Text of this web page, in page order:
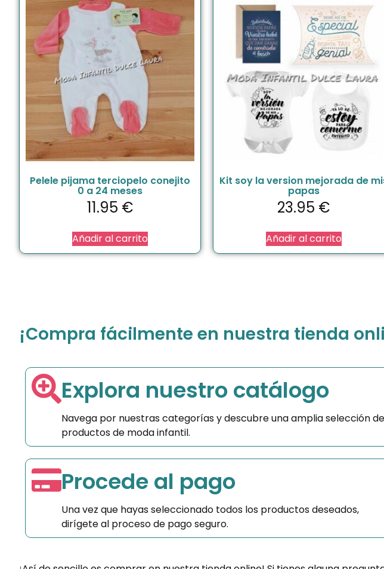
Pelele pijama terciopelo conejito
0 a 24 meses
11.95 €
Añadir al carrito
Kit soy la version mejorada de
papas
23.95 €
Añadir al carrito
¡Compra fácilmente en nuestra tienda
Explora nuestro catálogo
Navega por nuestras categorías y descubre una amplia selección de
productos de moda infantil.
Procede al pago
Una vez que hayas seleccionado todos los productos deseados,
dirígete al proceso de pago seguro.